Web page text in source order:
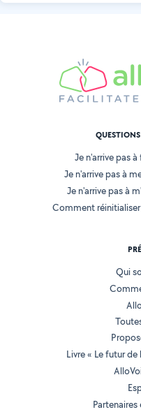
Je n'arrive pas
Je n'arrive pas à
Je n'arrive pas à
Comment
Qui
Livre « Le futur